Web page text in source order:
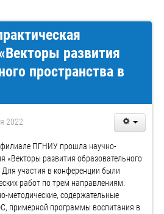
развития
пространства в
2022
ПГНИУ прошла научно-
«Векторы развития образовательного
Для участия в конференции были
работ по трем направлениям:
методические, содержательные
примерной программы воспитания в